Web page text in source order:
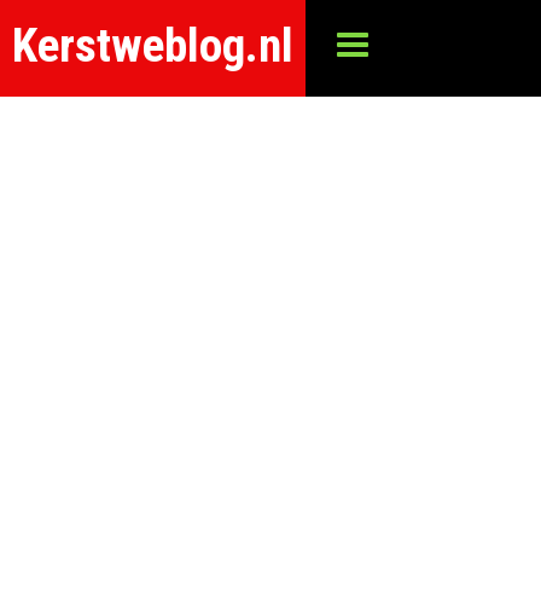
Kerstweblog.nl